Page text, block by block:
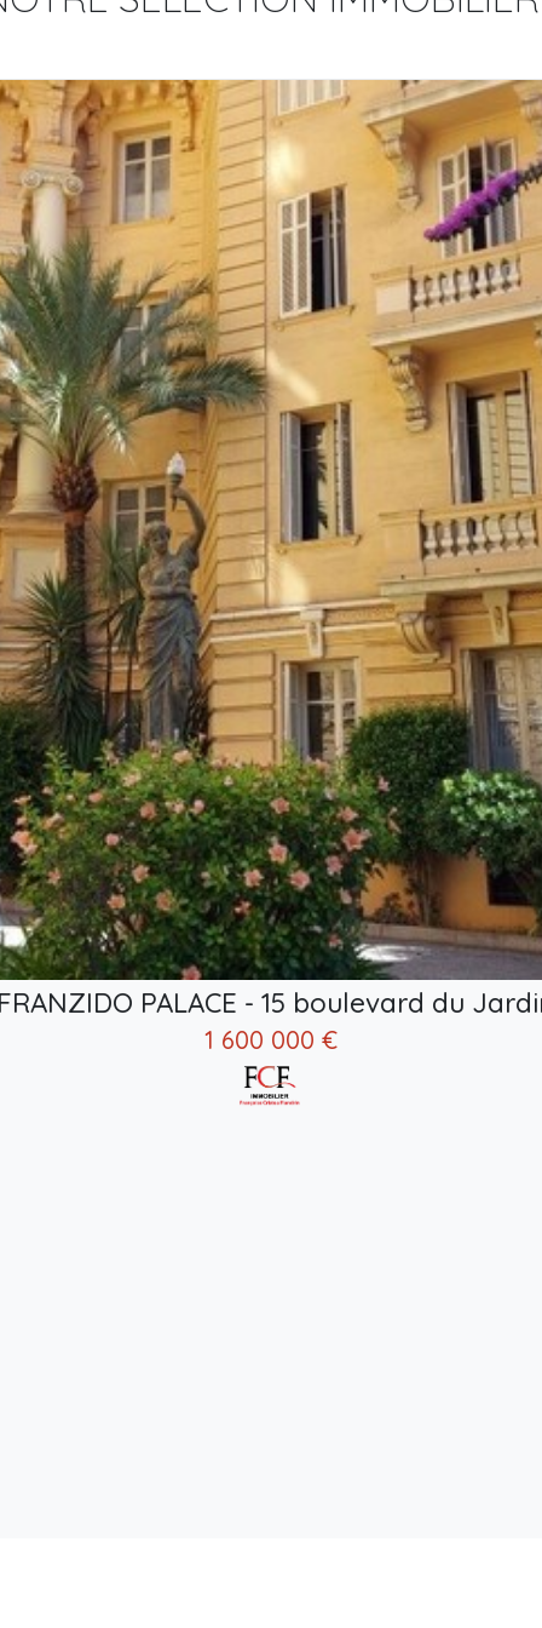
PALACE - 15 boulevard du
1 600 000 €